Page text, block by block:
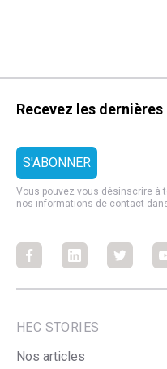
Recevez les
Vous pouvez vous désinscrire à
nos informations de contact
FacebookFacebook
HEC STORIES
Nos articles